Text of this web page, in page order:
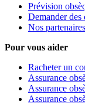
Prévision
Demander des
Nos partenaires
Pour vous aider
Racheter un
Assurance
Assurance
Assurance